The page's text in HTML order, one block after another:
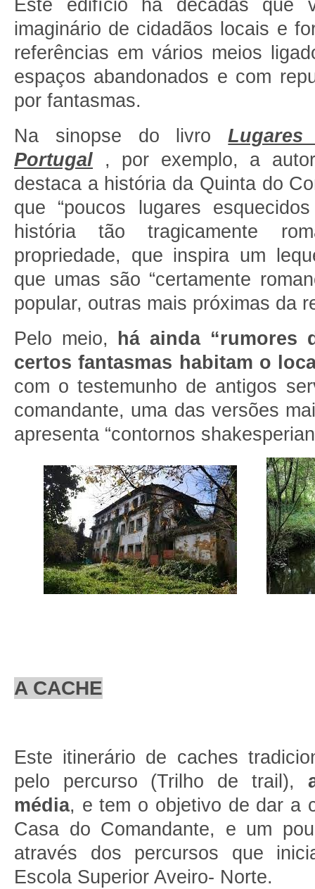
Este edifício há décadas que
imaginário de cidadãos locais e
referências em vários meios
espaços abandonados e com
por fantasmas.
Na sinopse do livro
Portugal , por exemplo, a
destaca a história da Quinta do
que “poucos lugares
história tão tragicamente
propriedade, que inspira um
que umas são “certamente
popular, outras mais próximas da
Pelo meio,
há ainda “rumores
certos fantasmas habitam o
com o testemunho de antigos
comandante, uma das versões
apresenta “contornos
A CACHE
Este itinerário de caches
pelo percurso (Trilho de trail),
média, e tem o objetivo de dar a
Casa do Comandante, e um
através dos percursos que
Escola Superior Aveiro- Norte.